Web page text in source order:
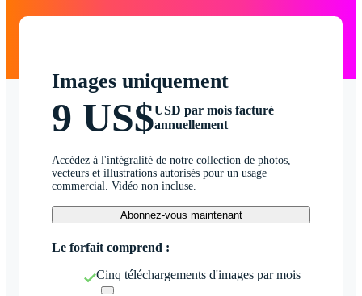
Images uniquement
9 US$USD par mois facturé
annuellement
Accédez à l'intégralité de notre collection de photos,
vecteurs et illustrations autorisés pour un usage
commercial. Vidéo non incluse.
Abonnez-vous maintenant
Le forfait comprend :
Cinq téléchargements d'images par mois